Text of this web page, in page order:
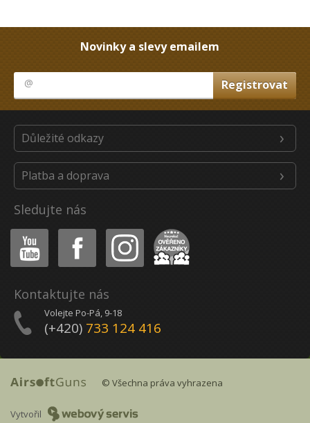
Novinky a slevy emailem
Důležité odkazy
Platba a doprava
Sledujte nás
Youtube Facebook Instagram Heureka
Kontaktujte nás
Volejte Po-Pá, 9-18
(+420) 733 124 416
© Všechna práva vyhrazena
Vytvořil